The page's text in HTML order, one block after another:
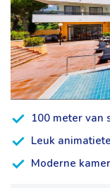
100 meter van
Leuk
Moderne